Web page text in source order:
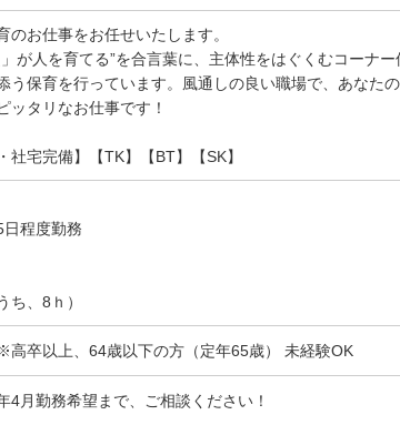
のお仕事をお任せいたします。
が人を育てる”を合言葉に、主体性をはぐくむコーナ
う保育を行っています。風通しの良い職場で、あなた
ッタリなお仕事です！
社宅完備】【TK】【BT】【SK】
日程度勤務
ち、8ｈ）
卒以上、64歳以下の方（定年65歳） 未経験OK
4月勤務希望まで、ご相談ください！